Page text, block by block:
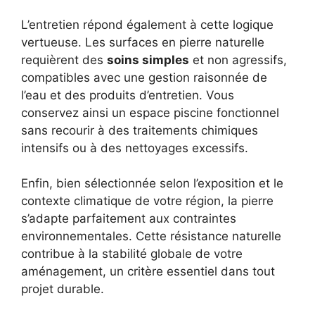
L’entretien répond également à cette logique
vertueuse. Les surfaces en pierre naturelle
requièrent des soins simples et non agressifs,
compatibles avec une gestion raisonnée de
l’eau et des produits d’entretien. Vous
conservez ainsi un espace piscine fonctionnel
sans recourir à des traitements chimiques
intensifs ou à des nettoyages excessifs.
Enfin, bien sélectionnée selon l’exposition et le
contexte climatique de votre région, la pierre
s’adapte parfaitement aux contraintes
environnementales. Cette résistance naturelle
contribue à la stabilité globale de votre
aménagement, un critère essentiel dans tout
projet durable.